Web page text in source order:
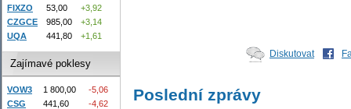
Diskutovat
Poslední zprávy
FIXZO
53,00
+3,92
CZGCE
985,00
+3,14
UQA
441,80 +1,61
Zajímavé poklesy
VOW3 1 800,00
-5,06
CSG
441,60
-4,62